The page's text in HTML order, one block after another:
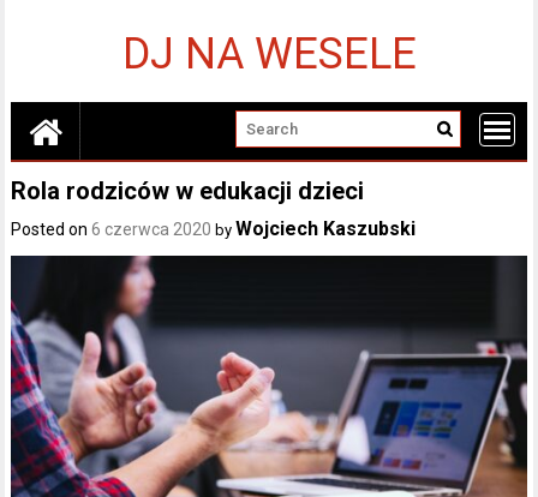
DJ NA WESELE
Rola rodziców w edukacji dzieci
Posted on6 czerwca 2020 by Wojciech Kaszubski